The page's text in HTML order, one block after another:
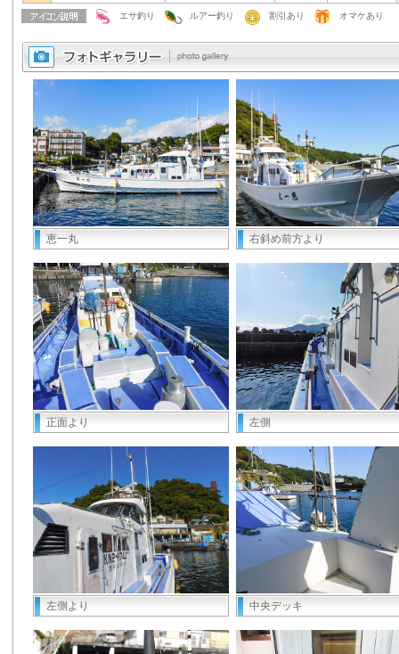
エサ釣り ルアー釣り 割引あり オマケあり
恵一丸 右斜め前方より
正面より 左側
左側より 中央デッキ